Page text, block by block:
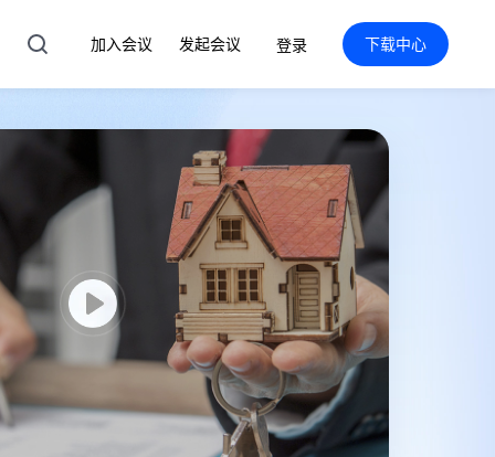
加入会议 发起会议 登录 下载中心